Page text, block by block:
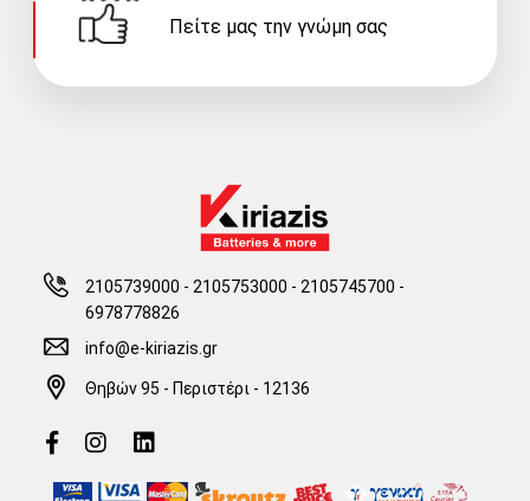
Πείτε μας την γνώμη σας
2105739000 - 2105753000 - 2105745700 -
6978778826
info@e-kiriazis.gr
Θηβών 95 - Περιστέρι - 12136